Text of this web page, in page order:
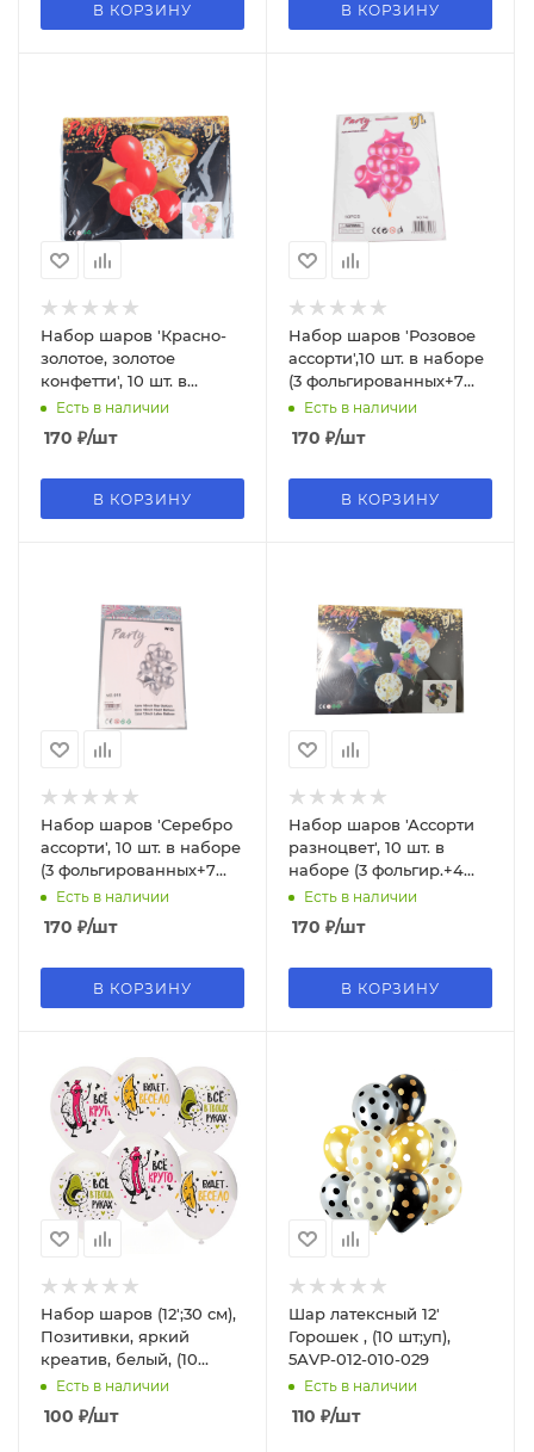
В КОРЗИНУ В КОРЗИНУ
Набор шаров 'Красно-
золотое, золотое
конфетти', 10 шт. в
наборе (3 фольг.+ 7
латексных), 1113
Есть в наличии
170 ₽/шт
В КОРЗИНУ
Набор шаров 'Розовое
ассорти',10 шт. в наборе
(3 фольгированных+7
латексных), 528
Есть в наличии
170 ₽/шт
В КОРЗИНУ
Набор шаров 'Серебро
ассорти', 10 шт. в наборе
(3 фольгированных+7
латексных), 915
Есть в наличии
170 ₽/шт
В КОРЗИНУ
Набор шаров 'Ассорти
разноцвет', 10 шт. в
наборе (3 фольгир.+4
латекс.+3 с конф.), 0683
Есть в наличии
170 ₽/шт
В КОРЗИНУ
Набор шаров (12';30 см),
Позитивки, яркий
креатив, белый, (10
шт;уп), 812150-25;10
Есть в наличии
100 ₽/шт
Шар латексный 12'
Горошек , (10 шт;уп),
5АVP-012-010-029
Есть в наличии
110 ₽/шт